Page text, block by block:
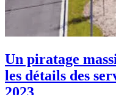
Un piratage
les détails des